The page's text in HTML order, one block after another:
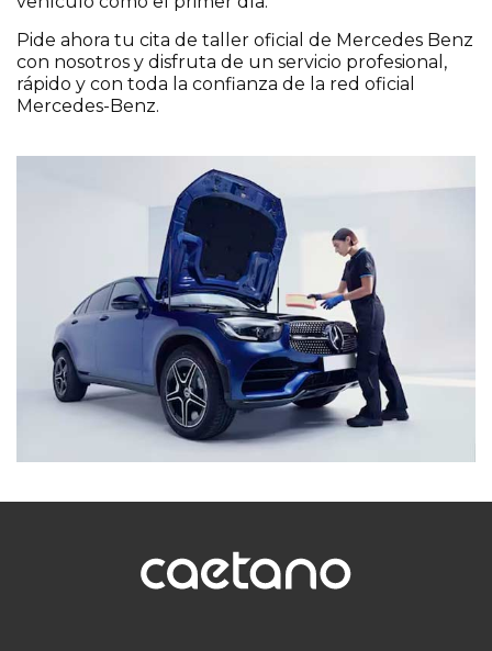
Pide ahora tu cita de taller oficial de Mercedes Benz
con nosotros y disfruta de un servicio profesional,
rápido y con toda la confianza de la red oficial
Mercedes-Benz.